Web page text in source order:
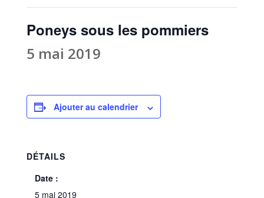
Poneys sous les pommiers
5 mai 2019
Ajouter au calendrier
DÉTAILS
Date :
5 mai 2019